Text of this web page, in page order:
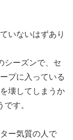
いないはずあり
シーズンで、セ
プに入っている
壊してしまうか
す。
ー気質の人で